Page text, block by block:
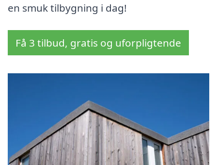
en smuk tilbygning i dag!
Få 3 tilbud, gratis og uforpligtende